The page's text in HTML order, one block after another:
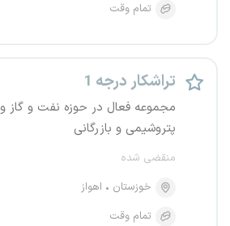
تمام وقت
تراشکار درجه 1
مجموعه فعال در حوزه نفت و گاز و
پتروشیمی و بازرگانی
منقضی شده
خوزستان
اهواز
تمام وقت